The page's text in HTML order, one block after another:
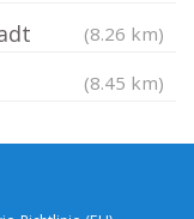
(8.26 km)
(8.45 km)